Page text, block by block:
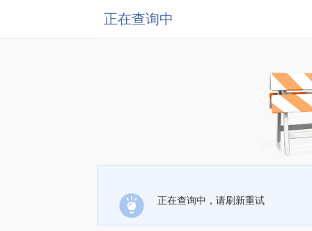
正在查询中
正在查询中，请刷新重试